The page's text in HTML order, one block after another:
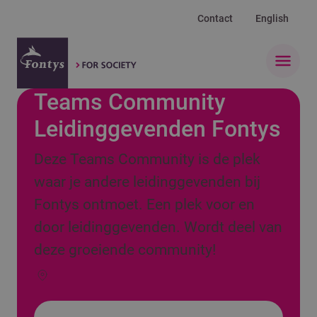
Contact English
Teams Community
Leidinggevenden Fontys
Deze Teams Community is de plek
waar je andere leidinggevenden bij
Fontys ontmoet. Een plek voor en
door leidinggevenden. Wordt deel van
deze groeiende community!
Locatie